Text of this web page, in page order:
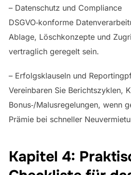
– Datenschutz und Compliance
DSGVO‑konforme
Ablage, Löschkonzepte und
vertraglich geregelt sein.
– Erfolgsklauseln und
Vereinbaren Sie Berichtszyklen,
Bonus‑/Malusregelungen, wenn
Prämie bei schneller
Kapitel 4: